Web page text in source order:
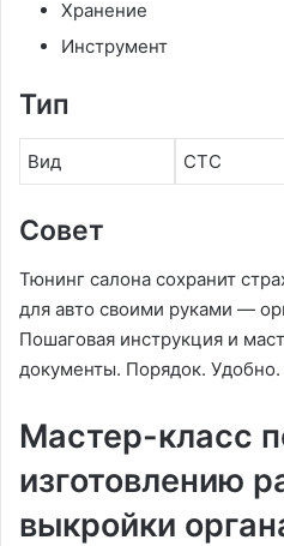
Хранение
Инструмент
Тип
Вид СТС
Совет
Тюнинг салона сохранит
для авто своими руками —
Пошаговая инструкция и
документы. Порядок. Удобно.
Мастер-класс
изготовлению
выкройки